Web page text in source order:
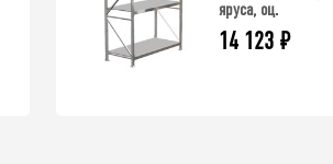
яруса, оц.
14 123 ₽